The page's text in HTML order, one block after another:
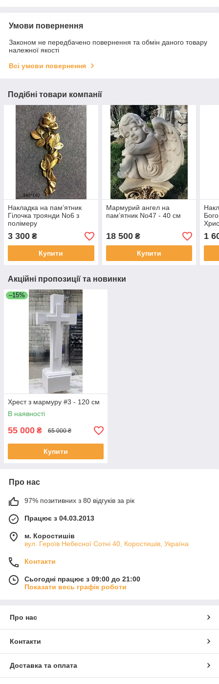
Умови повернення
Законом не передбачено повернення та обмін даного товару
належної якості
Всі умови повернення
Подібні товари компанії
Накладка на пам’ятник
Гілочка троянди No6 з
полімеру
3 300 ₴
Купити
Мармурий ангел на
пам’ятник No47 - 40 см
18 500₴
Купити
1
Акційні пропозиції та новинки
–15%
Хрест з мармуру #3 - 120 см
В наявності
55 000 ₴ 65 000 ₴
Купити
Про нас
97% позитивних з 80 відгуків за рік
Працює з 04.03.2013
м. Коростишів
вул. Героїв Небесної Сотні 40, Коростишів, Україна
Контакти
Сьогодні працює з 09:00 до 21:00
Показати весь графік роботи
Про нас
Контакти
Доставка та оплата